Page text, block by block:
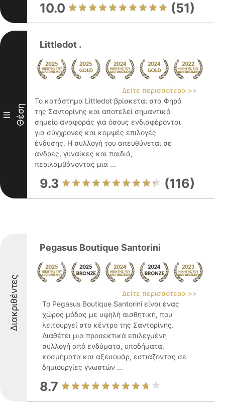
10.0 (51)
III Θέση
Littledot .
Δείτε περισσότερα >>
Το κατάστημα Littledot βρίσκεται στα Φηρά
της Σαντορίνης και αποτελεί σημαντικό
σημείο αναφοράς για όσους ενδιαφέρονται
για σύγχρονες και κομψές επιλογές
ένδυσης. Η συλλογή του απευθύνεται σε
άνδρες, γυναίκες και παιδιά,
περιλαμβάνοντας μια ...
9.3 (116)
Διακριθέντες
Pegasus Boutique Santorini
Δείτε περισσότερα >>
Το Pegasus Boutique Santorini είναι ένας
χώρος μόδας με υψηλή αισθητική, που
λειτουργεί στο κέντρο της Σαντορίνης.
Διαθέτει μια προσεκτικά επιλεγμένη
συλλογή από ενδύματα, υποδήματα,
κοσμήματα και αξεσουάρ, εστιάζοντας σε
δημιουργίες γνωστών ...
8.7